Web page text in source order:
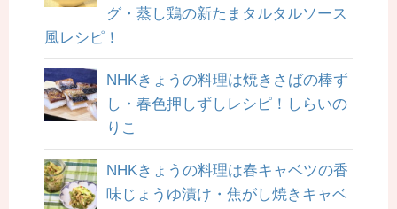
グ・蒸し鶏の新たまタルタルソース
風レシピ！
NHKきょうの料理は焼きさばの棒ず
し・春色押しずしレシピ！しらいの
りこ
NHKきょうの料理は春キャベツの香
味じょうゆ漬け・焦がし焼きキャベ